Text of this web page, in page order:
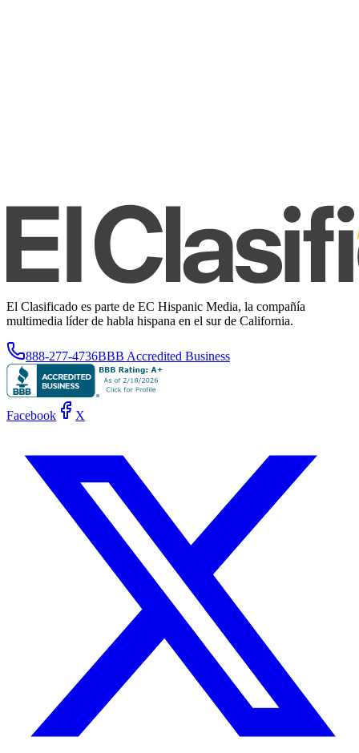
El Clasificado es parte de EC Hispanic Media, la compañía
multimedia líder de habla hispana en el sur de California.
888-277-4736BBB Accredited Business
Facebook X